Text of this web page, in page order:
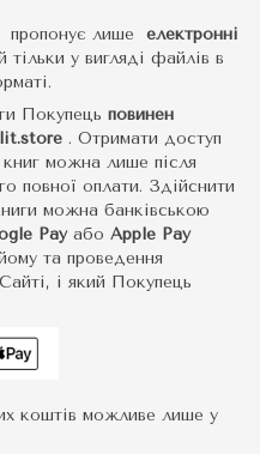
пропонує лише електронні
тільки у вигляді файлів в
Покупець повинен
. Отримати доступ
можна лише після
повної оплати. Здійснити
можна банківською
Pay або Apple Pay
та проведення
і який Покупець
коштів можливе лише у